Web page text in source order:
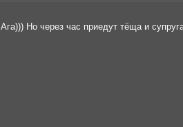
Ага))) Но через час приедут тёща и